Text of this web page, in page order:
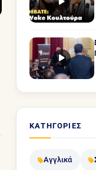
ΚΑΤΗΓΟΡΊΕΣ
Αγγλικά